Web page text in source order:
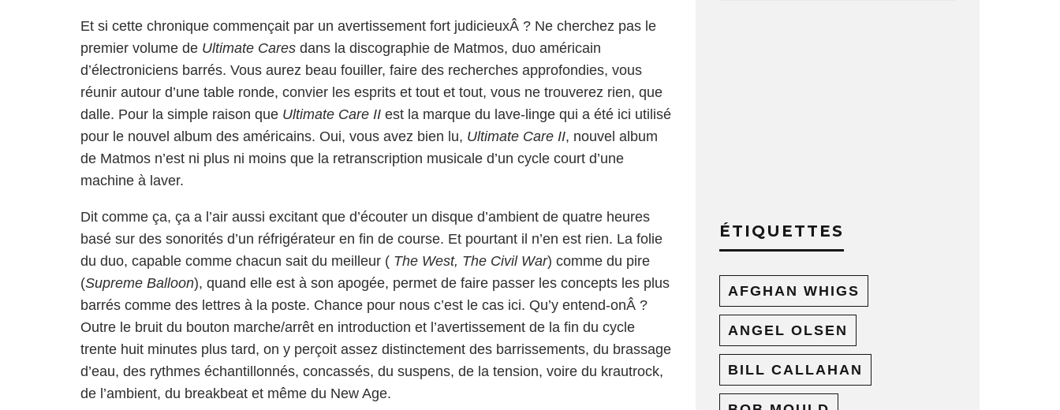
Et si cette chronique commençait par un avertissement fort judicieuxÂ ? Ne cherchez pas le
premier volume de Ultimate Cares dans la discographie de Matmos, duo américain
d’électroniciens barrés. Vous aurez beau fouiller, faire des recherches approfondies, vous
réunir autour d’une table ronde, convier les esprits et tout et tout, vous ne trouverez rien, que
dalle. Pour la simple raison que Ultimate Care II est la marque du lave-linge qui a été ici utilisé
pour le nouvel album des américains. Oui, vous avez bien lu, Ultimate Care II, nouvel album
de Matmos n’est ni plus ni moins que la retranscription musicale d’un cycle court d’une
machine à laver.
Dit comme ça, ça a l’air aussi excitant que d’écouter un disque d’ambient de quatre heures
basé sur des sonorités d’un réfrigérateur en fin de course. Et pourtant il n’en est rien. La folie
du duo, capable comme chacun sait du meilleur ( The West, The Civil War) comme du pire
(Supreme Balloon), quand elle est à son apogée, permet de faire passer les concepts les plus
barrés comme des lettres à la poste. Chance pour nous c’est le cas ici. Qu’y entend-onÂ ?
Outre le bruit du bouton marche/arrêt en introduction et l’avertissement de la fin du cycle
trente huit minutes plus tard, on y perçoit assez distinctement des barrissements, du brassage
d’eau, des rythmes échantillonnés, concassés, du suspens, de la tension, voire du krautrock,
de l’ambient, du breakbeat et même du New Age.
ÉTIQUETTES
AFGHAN WHIGS
ANGEL OLSEN
BILL CALLAHAN